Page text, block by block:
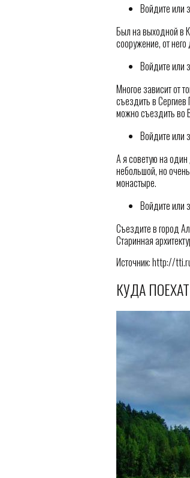
Войдите или
Был на выходной в
сооружение, от
Войдите или
Многое зависит от
съездить в Сергиев
можно съездить во
Войдите или
А я советую на
небольшой, но
монастыре.
Войдите или
Съездите в город
Старинная
Источник: http://
КУДА